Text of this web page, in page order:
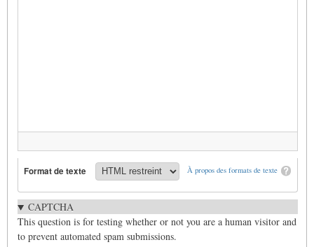
À propos des formats de texte
Format de texte
CAPTCHA
This question is for testing whether or not you are a human visitor and
to prevent automated spam submissions.